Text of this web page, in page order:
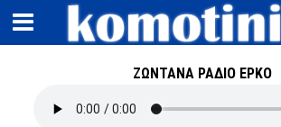
ΖΩΝΤΑΝΑ ΡΑΔΙΟ ΕΡΚΟ